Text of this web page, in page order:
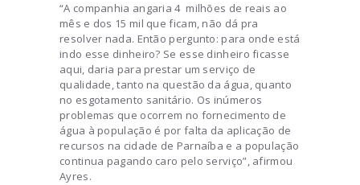
“A companhia angaria 4 milhões de reais ao
mês e dos 15 mil que ficam, não dá pra
resolver nada. Então pergunto: para onde está
indo esse dinheiro? Se esse dinheiro ficasse
aqui, daria para prestar um serviço de
qualidade, tanto na questão da água, quanto
no esgotamento sanitário. Os inúmeros
problemas que ocorrem no fornecimento de
água à população é por falta da aplicação de
recursos na cidade de Parnaíba e a população
continua pagando caro pelo serviço”, afirmou
Ayres.